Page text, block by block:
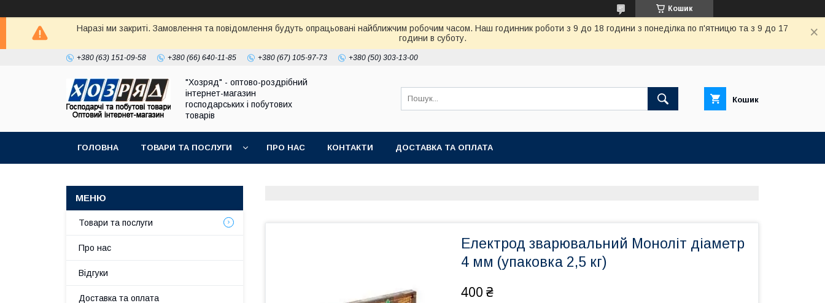
Кошик
Наразі ми закриті. Замовлення та повідомлення будуть опрацьовані найближчим робочим часом. Наш годинник роботи з 9 до 18 години з понеділка по п'ятницю та з 9 до 17
години в суботу.
+380 (63) 151-09-58 +380 (66) 640-11-85 +380 (67) 105-97-73 +380 (50) 303-13-00
"Хозряд" - оптово-роздрібний
інтернет-магазин
господарських і побутових
товарів
Кошик
ГОЛОВНА ТОВАРИ ТА ПОСЛУГИ ПРО НАС КОНТАКТИ ДОСТАВКА ТА ОПЛАТА
Електрод зварювальний Моноліт діаметр
4 мм (упаковка 2,5 кг)
400 ₴
Товари та послуги
Про нас
Відгуки
Доставка та оплата